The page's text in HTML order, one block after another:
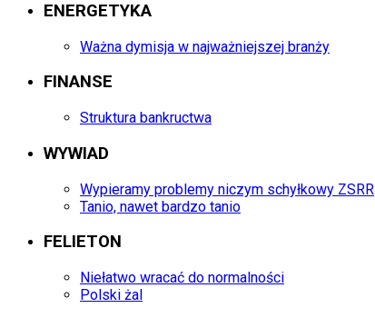
ENERGETYKA
Ważna dymisja w najważniejszej branży
FINANSE
Struktura bankructwa
WYWIAD
Wypieramy problemy niczym schyłkowy ZSRR
Tanio, nawet bardzo tanio
FELIETON
Niełatwo wracać do normalności
Polski żal